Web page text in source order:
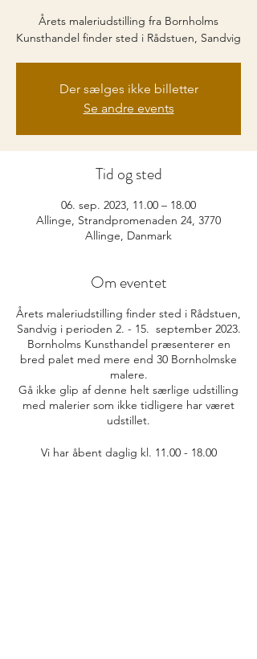
Årets maleriudstilling fra Bornholms
Kunsthandel finder sted i Rådstuen, Sandvig
Der sælges ikke billetter
Se andre events
Tid og sted
06. sep. 2023, 11.00 – 18.00
Allinge, Strandpromenaden 24, 3770
Allinge, Danmark
Om eventet
Årets maleriudstilling finder sted i Rådstuen,
Sandvig i perioden 2. - 15. september 2023.
Bornholms Kunsthandel præsenterer en
bred palet med mere end 30 Bornholmske
malere.
Gå ikke glip af denne helt særlige udstilling
med malerier som ikke tidligere har været
udstillet.
Vi har åbent daglig kl. 11.00 - 18.00